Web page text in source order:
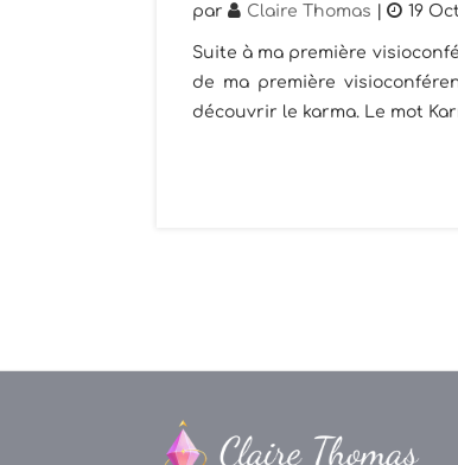
par Claire Thomas 19
Suite à ma première
de ma première
découvrir le karma. Le mot